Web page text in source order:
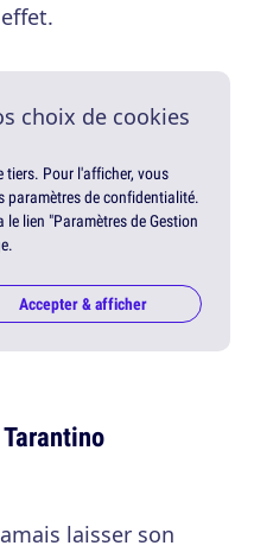
choix de cookies
tiers. Pour l'afficher, vous
paramètres de confidentialité.
lien "Paramètres de Gestion
Accepter & afficher
laisser son